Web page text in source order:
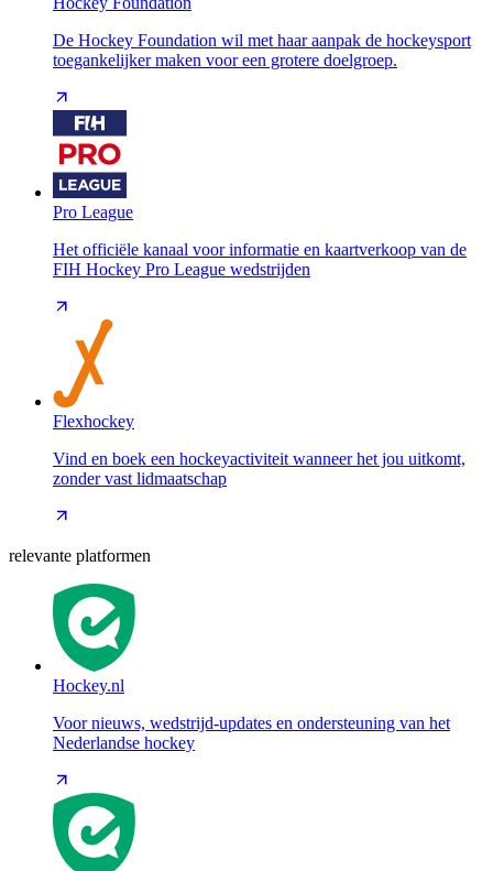
De Hockey Foundation wil met haar aanpak de hockeysport
toegankelijker maken voor een grotere doelgroep.
Pro League
Het officiële kanaal voor informatie en kaartverkoop van de
FIH Hockey Pro League wedstrijden
Flexhockey
Vind en boek een hockeyactiviteit wanneer het jou uitkomt,
zonder vast lidmaatschap
relevante platformen
Hockey.nl
Voor nieuws, wedstrijd-updates en ondersteuning van het
Nederlandse hockey